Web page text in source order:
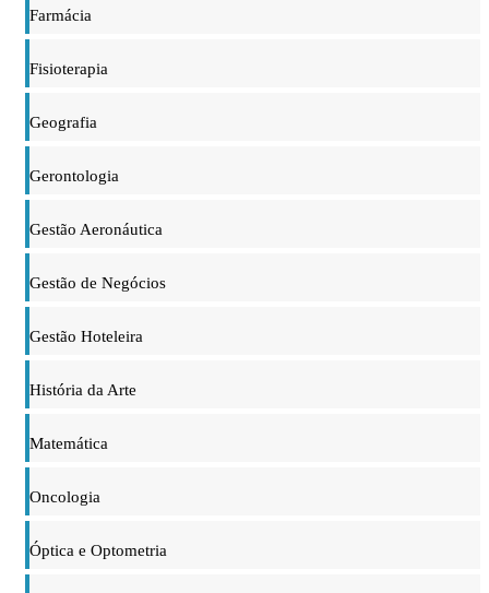
Farmácia
Fisioterapia
Geografia
Gerontologia
Gestão Aeronáutica
Gestão de Negócios
Gestão Hoteleira
História da Arte
Matemática
Oncologia
Óptica e Optometria